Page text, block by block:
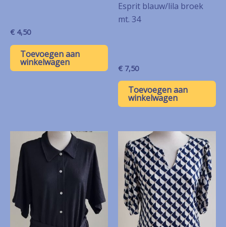
€ 4,50
Toevoegen aan
winkelwagen
Esprit blauw/lila broek
mt. 34
€ 7,50
Toevoegen aan
winkelwagen